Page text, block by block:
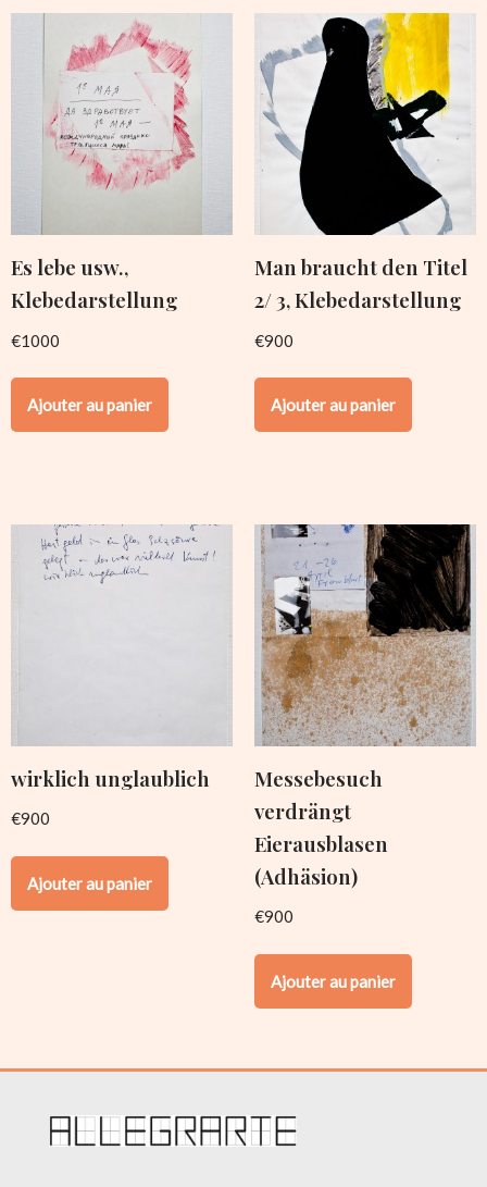
Es lebe usw.,
Klebedarstellung
€1000
Ajouter au panier
Man braucht den Titel
2/ 3, Klebedarstellung
€900
Ajouter au panier
wirklich unglaublich
€900
Ajouter au panier
Messebesuch
verdrängt
Eierausblasen
(Adhäsion)
€900
Ajouter au panier